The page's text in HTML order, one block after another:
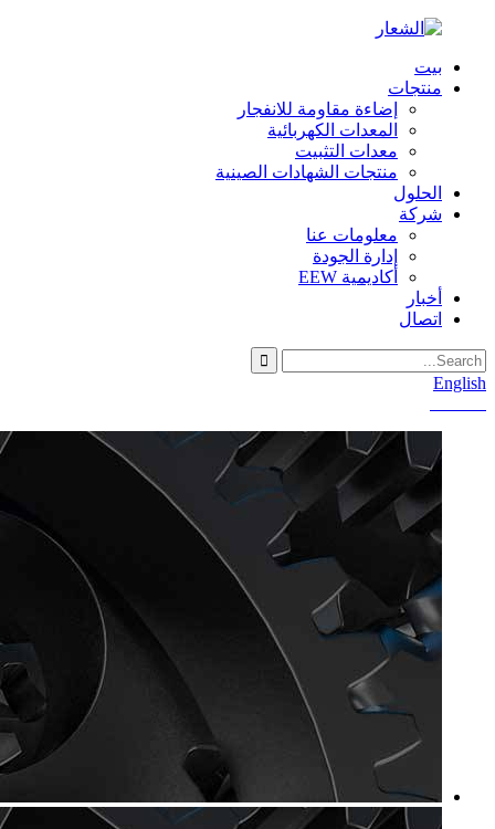
بيت
منتجات
إضاءة مقاومة للانفجار
المعدات الكهربائية
معدات التثبيت
منتجات الشهادات الصينية
الحلول
شركة
معلومات عنا
إدارة الجودة
أكاديمية EEW
أخبار
اتصال
English